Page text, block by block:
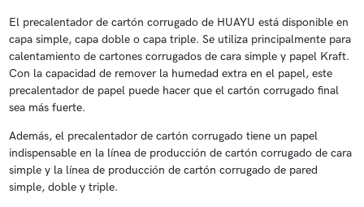
El precalentador de cartón corrugado de HUAYU está disponible en
capa simple, capa doble o capa triple. Se utiliza principalmente para
calentamiento de cartones corrugados de cara simple y papel Kraft.
Con la capacidad de remover la humedad extra en el papel, este
precalentador de papel puede hacer que el cartón corrugado final
sea más fuerte.
Además, el precalentador de cartón corrugado tiene un papel
indispensable en la línea de producción de cartón corrugado de cara
simple y la línea de producción de cartón corrugado de pared
simple, doble y triple.